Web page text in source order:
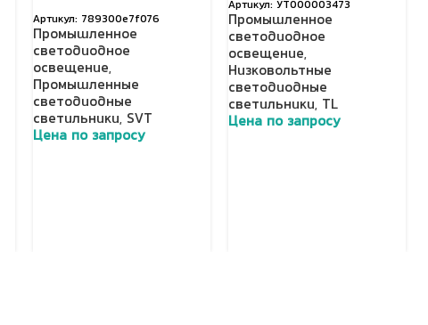
789300e7f076
Промышленное
светодиодное
освещение,
Промышленные
светодиодные
светильники, SVT
Цена по запросу
УТ000003473
Промышленное
светодиодное
освещение,
Низковольтные
светодиодные
светильники, TL
Цена по запросу